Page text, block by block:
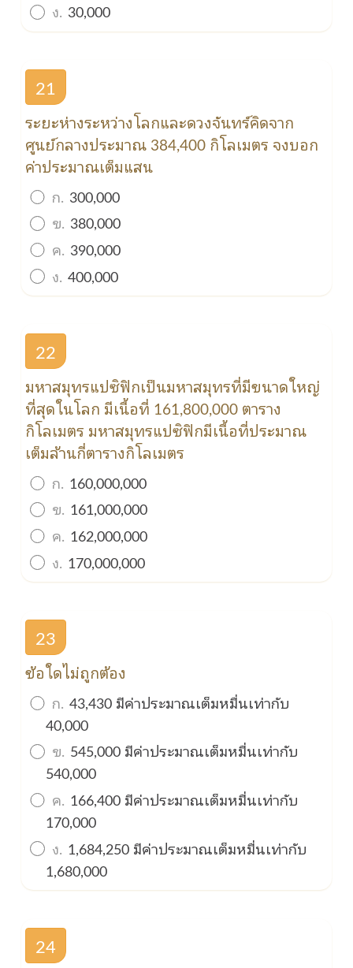
ง. 30,000
21
ระยะห่างระหว่างโลกและดวงจันทร์คิดจาก
ศูนย์กลางประมาณ 384,400 กิโลเมตร จงบอก
ค่าประมาณเต็มแสน
ก. 300,000
ข. 380,000
ค. 390,000
ง. 400,000
22
มหาสมุทรแปซิฟิกเป็นมหาสมุทรที่มีขนาดใหญ่
ที่สุดในโลก มีเนื้อที่ 161,800,000 ตาราง
กิโลเมตร มหาสมุทรแปซิฟิกมีเนื้อที่ประมาณ
เต็มล้านกี่ตารางกิโลเมตร
ก. 160,000,000
ข. 161,000,000
ค. 162,000,000
ง. 170,000,000
23
ข้อใดไม่ถูกต้อง
ก. 43,430 มีค่าประมาณเต็มหมื่นเท่ากับ
40,000
ข. 545,000 มีค่าประมาณเต็มหมื่นเท่ากับ
540,000
ค. 166,400 มีค่าประมาณเต็มหมื่นเท่ากับ
170,000
ง. 1,684,250 มีค่าประมาณเต็มหมื่นเท่ากับ
1,680,000
24